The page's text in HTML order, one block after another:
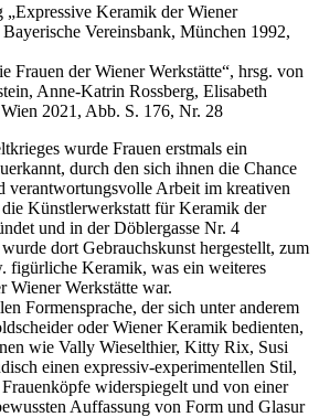
„Expressive Keramik der Wiener
Vereinsbank, München 1992,
Frauen der Wiener Werkstätte“, hrsg. von
Anne-Katrin Rossberg, Elisabeth
2021, Abb. S. 176, Nr. 28
wurde Frauen erstmals ein
durch den sich ihnen die Chance
verantwortungsvolle Arbeit im kreativen
Künstlerwerkstatt für Keramik der
und in der Döblergasse Nr. 4
dort Gebrauchskunst hergestellt, zum
figürliche Keramik, was ein weiteres
Wiener Werkstätte war.
Formensprache, der sich unter anderem
oder Wiener Keramik bedienten,
wie Vally Wieselthier, Kitty Rix, Susi
einen expressiv-experimentellen Stil,
widerspiegelt und von einer
Auffassung von Form und Glasur